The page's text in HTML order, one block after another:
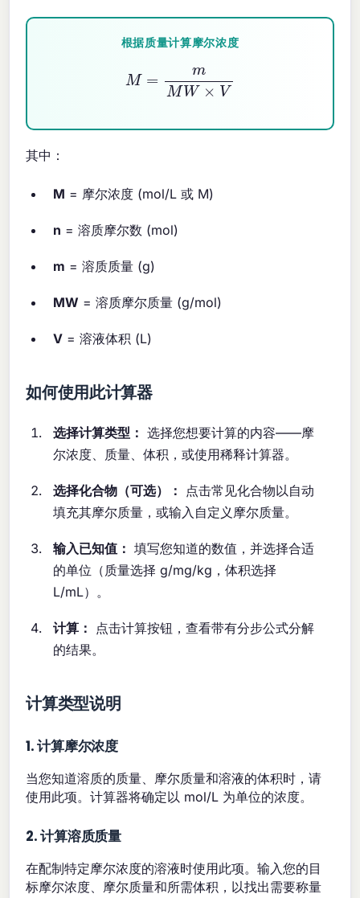
根据质量计算摩尔浓度
W×
其中：
M = 摩尔浓度 (mol/L 或 M)
n = 溶质摩尔数 (mol)
m = 溶质质量 (g)
MW = 溶质摩尔质量 (g/mol)
V = 溶液体积 (L)
如何使用此计算器
选择计算类型： 选择您想要计算的内容——摩
尔浓度、质量、体积，或使用稀释计算器。
选择化合物（可选）：
点击常见化合物以自动
填充其摩尔质量，或输入自定义摩尔质量。
输入已知值： 填写您知道的数值，并选择合适
的单位（质量选择 g/mg/kg，体积选择
L/mL）。
计算：
点击计算按钮，查看带有分步公式分解
的结果。
计算类型说明
1. 计算摩尔浓度
当您知道溶质的质量、摩尔质量和溶液的体积时，请
使用此项。计算器将确定以 mol/L 为单位的浓度。
2. 计算溶质质量
在配制特定摩尔浓度的溶液时使用此项。输入您的目
标摩尔浓度、摩尔质量和所需体积，以找出需要称量